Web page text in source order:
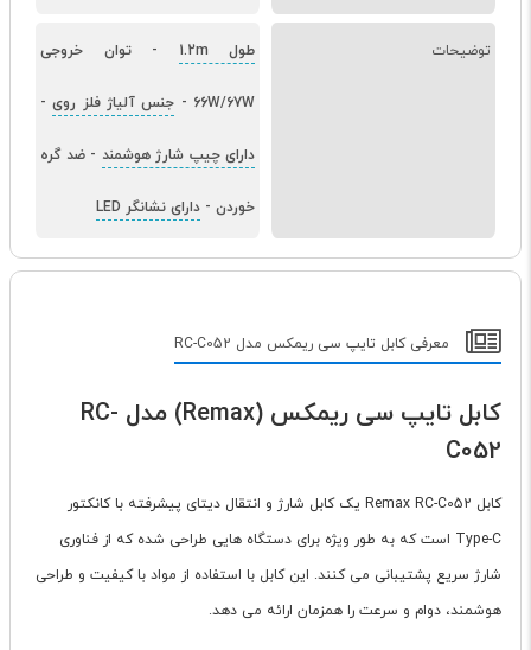
توضیحات طول 1.2m -توان خروجی
66W/67W
- جنس آلیاژ فلز روی-
دارای چیپ شارژ هوشمند -ضد گره
خوردن - دارای نشانگر LED
معرفی کابل تایپ سی ریمکس مدل RC-C052
کابل تایپ سی ریمکس (Remax) مدل RC-
C052
کابل Remax RC-C052 یک کابل شارژ و انتقال دیتای پیشرفته با کانکتور
Type-C است که به طور ویژه برای دستگاه هایی طراحی شده که از فناوری
شارژ سریع پشتیبانی می کنند. این کابل با استفاده از مواد با کیفیت و طراحی
هوشمند، دوام و سرعت را همزمان ارائه می دهد.